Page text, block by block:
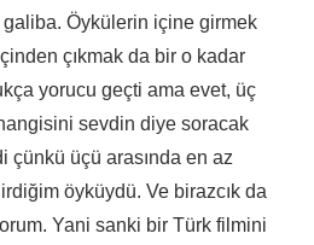
galiba. Öykülerin içine girmek
çıkmak da bir o kadar
yorucu geçti ama evet, üç
sevdin diye soracak
çünkü üçü arasında en az
öyküydü. Ve birazcık da
Yani sanki bir Türk filmini